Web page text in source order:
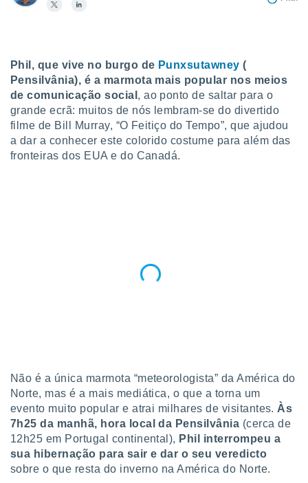
lhe
na nossa
e
a
cookies
de que
não
cookies
o
Phil, que vive no burgo de Punxsutawney (
Pensilvânia), é a marmota mais popular nos meios
de comunicação social , ao ponto de saltar para o
grande ecrã: muitos de nós lembram-se do divertido
filme de Bill Murray, “O Feitiço do Tempo”, que ajudou
a dar a conhecer este colorido costume para além das
fronteiras dos EUA e do Canadá.
Não é a única marmota “meteorologista” da América do
Norte, mas é a mais mediática, o que a torna um
evento muito popular e atrai milhares de visitantes. Às
7h25 da manhã, hora local da Pensilvânia (cerca de
12h25 em Portugal continental), Phil interrompeu a
sua hibernação para sair e dar o seu veredicto
sobre o que resta do inverno na América do Norte.